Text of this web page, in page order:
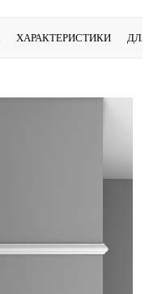
ХАРАКТЕРИСТИКИ